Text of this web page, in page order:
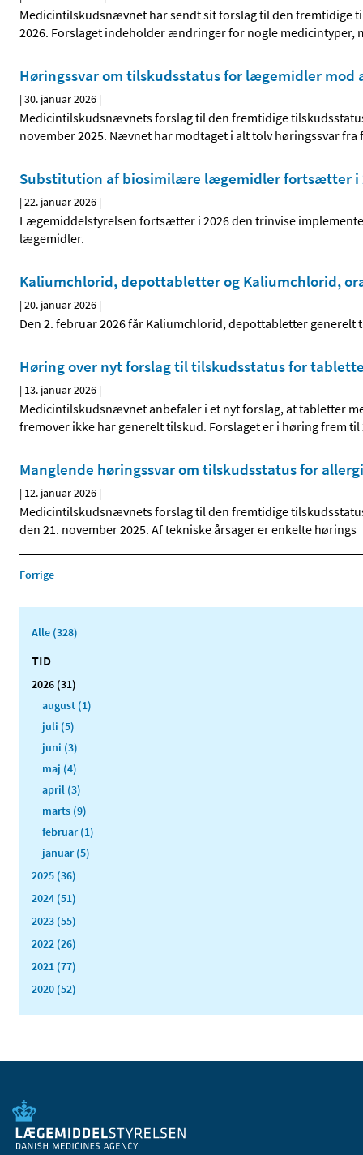
Medicintilskudsnævnet har sendt sit forslag til den fremtidige
2026. Forslaget indeholder ændringer for nogle
Høringssvar om tilskudsstatus for lægemidler mod
|30. januar 2026 |
Medicintilskudsnævnets forslag til den fremtidige
november 2025. Nævnet har modtaget i alt tolv høringssvar fra
Substitution af biosimilære lægemidler fortsætter i
|22. januar 2026 |
Lægemiddelstyrelsen fortsætter i 2026 den trinvise
lægemidler.
Kaliumchlorid, depottabletter og Kaliumchlorid,
|20. januar 2026 |
Den 2. februar 2026 får Kaliumchlorid, depottabletter
Høring over nyt forslag til tilskudsstatus for
| 13. januar 2026 |
Medicintilskudsnævnet anbefaler i et nyt forslag, at tabletter
fremover ikke har generelt tilskud. Forslaget er i høring frem til
Manglende høringssvar om tilskudsstatus for
| 12. januar 2026 |
Medicintilskudsnævnets forslag til den fremtidige
den 21. november 2025. Af tekniske årsager er enkelte hørings
Forrige
Alle (328)
TID
2026 (31)
august (1)
juli (5)
juni (3)
maj (4)
april (3)
marts (9)
februar (1)
januar (5)
2025 (36)
2024 (51)
2023 (55)
2022 (26)
2021 (77)
2020 (52)